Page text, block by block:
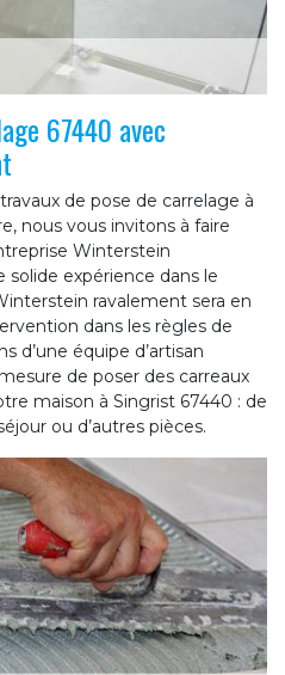
67440 avec
de pose de carrelage à
nous vous invitons à faire
Winterstein
solide expérience dans le
ravalement sera en
dans les règles de
d’une équipe d’artisan
de poser des carreaux
maison à Singrist 67440 : de
ou d’autres pièces.